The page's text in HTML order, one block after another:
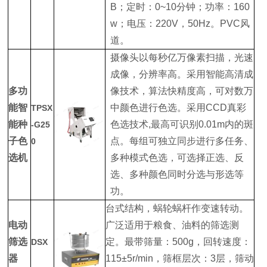
B；定时：0~10分钟；功率：160
w；电压：220V，50Hz。PVC风
道。
多功
能智
能种
子色
选机
TPSX
-G25
0
摄像头以每秒亿万像素扫描，光速
成像，分辨率高。采用智能高清成
像技术，算法快精度高，可对数万
中颜色进行色选。采用CCD真彩
色选技术,最高可识别0.01m内的斑
点。每组可独立同步进行多任务、
多种模式色选，可选择正选、反
选、多种颜色同时分选与形选等
功。
电动
筛选
器
DSX
台式结构，蜗轮蜗杆作变速转动。
广泛适用于粮食、油料的筛选测
定。最带筛量：500g，回转速度：
115±5r/min，筛框层次：3层，筛动